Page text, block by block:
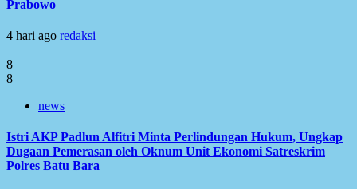
Prabowo
4 hari ago redaksi
8
8
news
Istri AKP Padlun Alfitri Minta Perlindungan Hukum, Ungkap
Dugaan Pemerasan oleh Oknum Unit Ekonomi Satreskrim
Polres Batu Bara